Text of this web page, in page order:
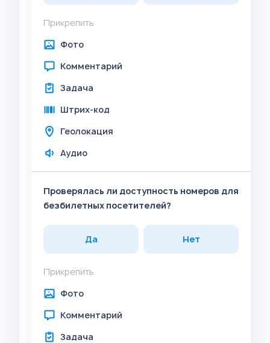
Прикрепить
Фото
Комментарий
Задача
Штрих-код
Геолокация
Аудио
Проверялась ли доступность номеров для
безбилетных посетителей?
Да Нет
Прикрепить
Фото
Комментарий
Задача